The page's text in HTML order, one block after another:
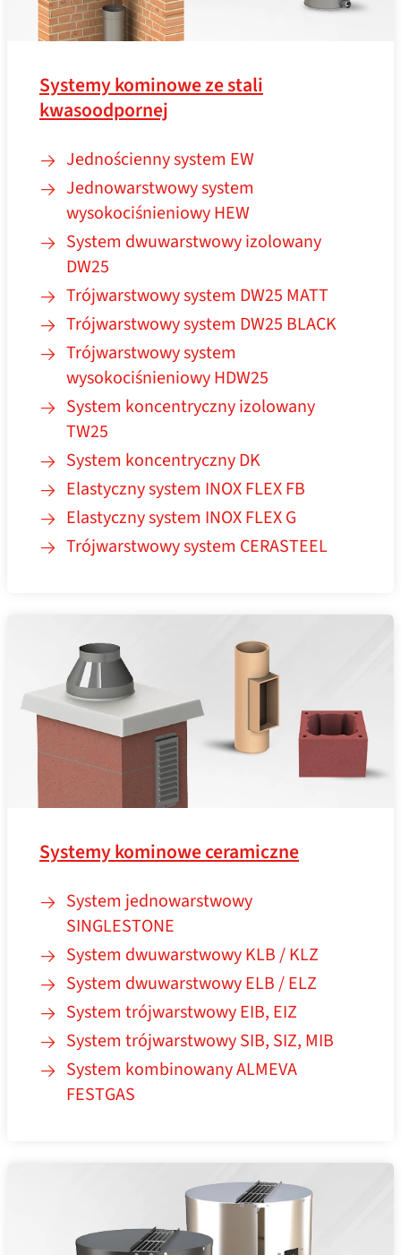
Systemy kominowe ze stali
kwasoodpornej
Jednościenny system EW
Jednowarstwowy system
wysokociśnieniowy HEW
System dwuwarstwowy izolowany
DW25
Trójwarstwowy system DW25 MATT
Trójwarstwowy system DW25 BLACK
Trójwarstwowy system
wysokociśnieniowy HDW25
System koncentryczny izolowany
TW25
System koncentryczny DK
Elastyczny system INOX FLEX FB
Elastyczny system INOX FLEX G
Trójwarstwowy system CERASTEEL
Systemy kominowe ceramiczne
System jednowarstwowy
SINGLESTONE
System dwuwarstwowy KLB / KLZ
System dwuwarstwowy ELB / ELZ
System trójwarstwowy EIB, EIZ
System trójwarstwowy SIB, SIZ, MIB
System kombinowany ALMEVA
FESTGAS